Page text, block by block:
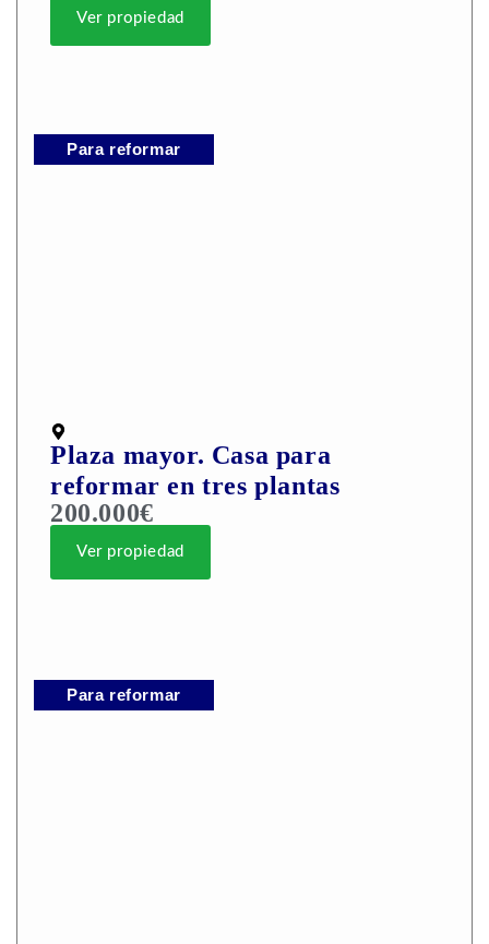
Ver propiedad
Para reformar
Plaza mayor. Casa para
reformar en tres plantas
200.000€
Ver propiedad
Para reformar